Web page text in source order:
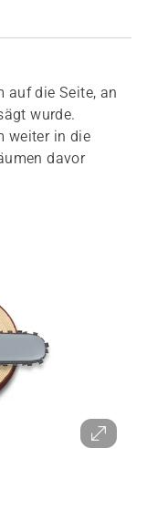
auf die Seite, an
wurde.
weiter in die
davor